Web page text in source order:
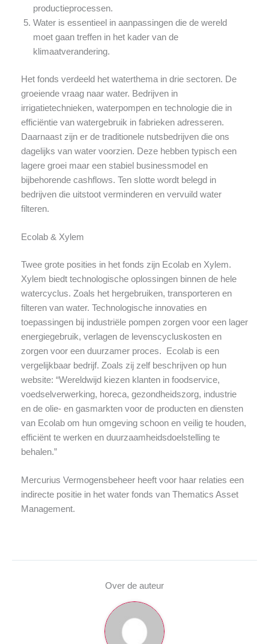
productieprocessen.
Water is essentieel in aanpassingen die de wereld
moet gaan treffen in het kader van de
klimaatverandering.
Het fonds verdeeld het waterthema in drie sectoren. De
groeiende vraag naar water. Bedrijven in
irrigatietechnieken, waterpompen en technologie die in
efficiëntie van watergebruik in fabrieken adresseren.
Daarnaast zijn er de traditionele nutsbedrijven die ons
dagelijks van water voorzien. Deze hebben typisch een
lagere groei maar een stabiel businessmodel en
bijbehorende cashflows. Ten slotte wordt belegd in
bedrijven die uitstoot verminderen en vervuild water
filteren.
Ecolab & Xylem
Twee grote posities in het fonds zijn Ecolab en Xylem.
Xylem biedt technologische oplossingen binnen de hele
watercyclus. Zoals het hergebruiken, transporteren en
filteren van water. Technologische innovaties en
toepassingen bij industriële pompen zorgen voor een lager
energiegebruik, verlagen de levenscycluskosten en
zorgen voor een duurzamer proces. Ecolab is een
vergelijkbaar bedrijf. Zoals zij zelf beschrijven op hun
website: “Wereldwijd kiezen klanten in foodservice,
voedselverwerking, horeca, gezondheidszorg, industrie
en de olie- en gasmarkten voor de producten en diensten
van Ecolab om hun omgeving schoon en veilig te houden,
efficiënt te werken en duurzaamheidsdoelstelling te
behalen.”
Mercurius Vermogensbeheer heeft voor haar relaties een
indirecte positie in het water fonds van Thematics Asset
Management.
Over de auteur